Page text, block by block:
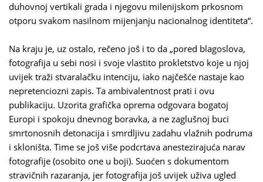
duhovnoj vertikali grada i njegovu milenijskom prkosnom
otporu svakom nasilnom mijenjanju nacionalnog identiteta“.
Na kraju je, uz ostalo, rečeno još i to da „pored blagoslova,
fotografija u sebi nosi i svoje vlastito prokletstvo koje u njoj
uvijek traži stvaralačku intenciju, iako najčešće nastaje kao
nepretenciozni zapis. Ta ambivalentnost prati i ovu
publikaciju. Uzorita grafička oprema odgovara bogatoj
Europi i spokoju dnevnog boravka, a ne zaglušnoj buci
smrtonosnih detonacija i smrdljivu zadahu vlažnih podruma
i skloništa. Time se još više podcrtava anestezirajuća narav
fotografije (osobito one u boji). Suoćen s dokumentom
stravičnih razaranja, jer fotografija još uvijek uživa ugled